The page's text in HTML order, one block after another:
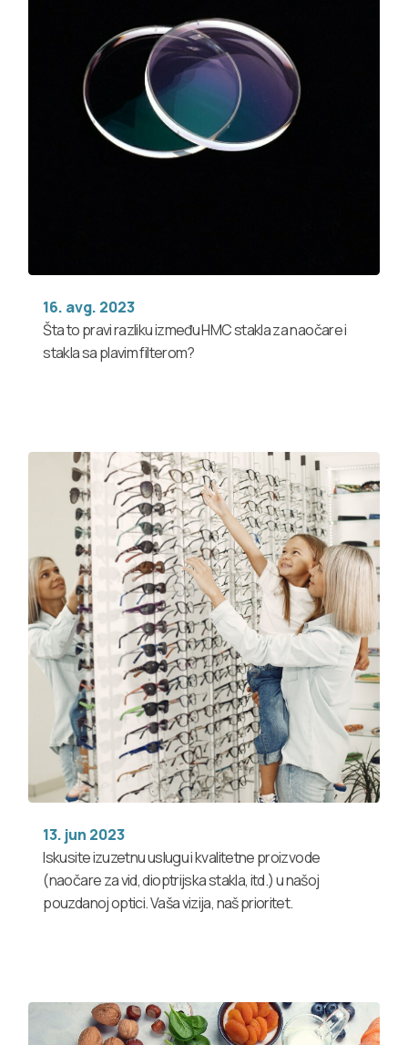
16. avg. 2023
Šta to pravi razliku između HMC stakla za naočare i
stakla sa plavim filterom?
13. jun 2023
Iskusite izuzetnu uslugu i kvalitetne proizvode
(naočare za vid, dioptrijska stakla, itd.) u našoj
pouzdanoj optici. Vaša vizija, naš prioritet.